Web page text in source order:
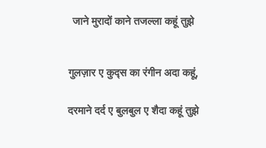
जाने मुरादों काने तजल्ला कहूं तुझे
गुलज़ार ए कुद्स का रंगीन अदा कहूं,
दरमाने दर्द ए बुलबुल ए शैदा कहूं तुझे